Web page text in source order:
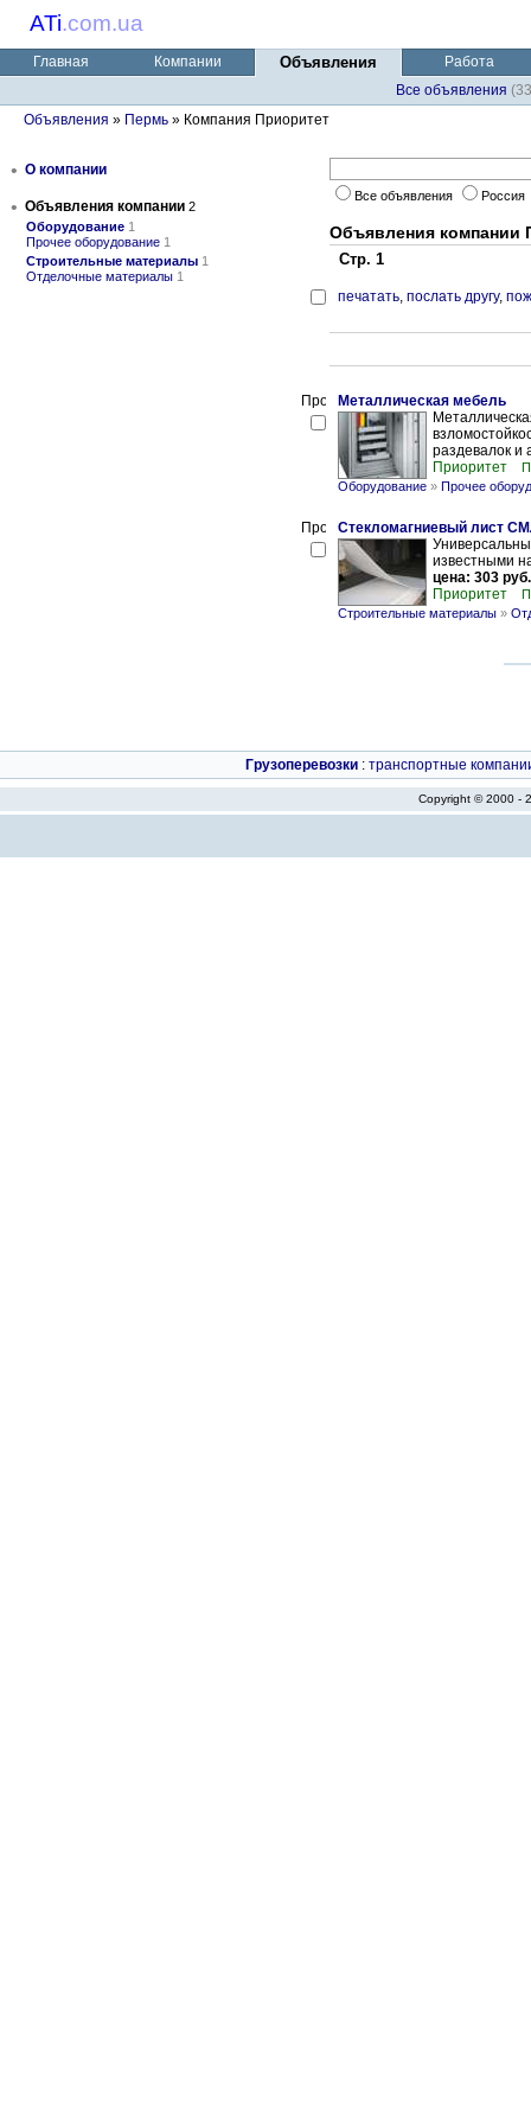
ATi.com.ua
Главная Компании Объявления
Работа
Все объявления
Объявления » Пермь » Компания Приоритет
• О компании
• Объявления компании 2
Оборудование 1
Прочее оборудование 1
Строительные материалы 1
Отделочные материалы 1
Все объявления Россия
Объявления компании
Стр. 1
печатать, послать другу,
Металлическая мебель
раздевалок и
Приоритет
Оборудование » Прочее
Стекломагниевый лист
известными
цена: 303 руб.
Приоритет
Строительные материалы »
Грузоперевозки : транспортные
Copyright © 2000 -